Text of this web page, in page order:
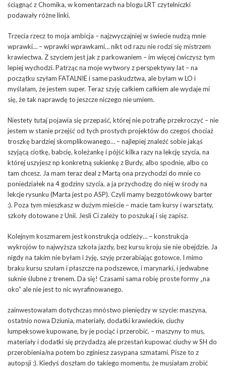
ściągnąć z Chomika, w komentarzach na blogu LRT czytelniczki
podawały różne linki.
Trzecia rzecz to moja ambicja – najzwyczajniej w świecie nudzą mnie
wprawki… – wprawki wprawkami… nikt od razu nie rodzi się mistrzem
krawiectwa. Z szyciem jest jak z parkowaniem – im więcej ćwiczysz tym
lepiej wychodzi. Patrząc na moje wytwory z perspektywy lat – na
początku szyłam FATALNIE i same paskudztwa, ale byłam w LO i
myślałam, że jestem super. Teraz szyję całkiem całkiem ale wydaje mi
się, że tak naprawdę to jeszcze niczego nie umiem.
Niestety tutaj pojawia się przepaść, której nie potrafię przekroczyć – nie
jestem w stanie przejść od tych prostych projektów do czegoś chociaż
troszkę bardziej skomplikowanego… – najlepiej znaleźć sobie jakąś
szyjącą ciotkę, babcię, koleżankę i pójść kilka razy na lekcję szycia, na
której uszyjesz np konkretną sukienkę z Burdy, albo spodnie, albo co
tam chcesz. Ja mam teraz deal z Martą ona przychodzi do mnie co
poniedziałek na 4 godziny szycia, a ja przychodzę do niej w środy na
lekcje rysunku (Marta jest po ASP). Czyli mamy bezgotówkowy barter
:). Poza tym mieszkasz w dużym mieście – macie tam kursy i warsztaty,
szkoły dotowane z Unii. Jesli Ci zależy to poszukaj i się zapisz.
Kolejnym koszmarem jest konstrukcja odzieży… – konstrukcja
wykrojów to najwyższa szkoła jazdy, bez kursu kroju sie nie obejdzie. Ja
nigdy na takim nie byłam i żyję, szyję przerabiając gotowce. I mimo
braku kursu szułam i płaszcze na podszewce, i marynarki, i jedwabne
suknie ślubne z trenem. Da się! Czasami sama robię proste formy „na
oko” ale nie jest to nic wyrafinowanego.
zainwestowałam dotychczas mnóstwo pieniędzy w szycie: maszyna,
ostatnio nowa Dziunia, materiały, dodatki krawieckie, ciuchy
lumpeksowe kupowane, by je pociąć i przerobić. – maszyny to mus,
materiały i dodatki się przydadzą ale przestań kupować ciuchy w SH do
przerobienia/na potem bo zginiesz zasypana szmatami. Pisze to z
autopsji :). Kiedyś doszłam do takiego momentu, że musiałam zrobić